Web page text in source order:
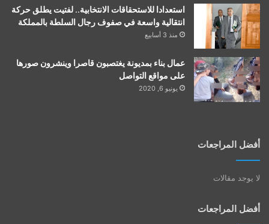
استعدادا للاستحقاقات الانتخابية.. لفتيت يطلق حركة
انتقالية واسعة في صفوف رجال السلطة بالمملكة
منذ 3 أسابيع
عمال بناء بمديونة يغتصبون قاصرا وينشرون صورها
على مواقع التواصل
يونيو 6, 2020
أفضل المراجعات
لا يوجد مقالات
أفضل المراجعات